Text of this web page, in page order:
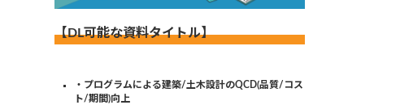
【DL可能な資料タイトル】
・プログラムによる建築/土木設計のQCD(品質/コス
ト/期間)向上